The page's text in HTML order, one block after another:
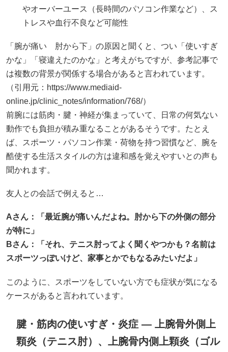
やオーバーユース（長時間のパソコン作業など）、ス
トレスや血行不良など可能性
「腕が痛い 肘から下」の原因と聞くと、つい「使いすぎ
かな」「寝違えたのかな」と考えがちですが、参考記事で
は複数の背景が関係する場合があると言われています。
（引用元：https://www.mediaid-
online.jp/clinic_notes/information/768/）
前腕には筋肉・腱・神経が集まっていて、日常の何気ない
動作でも負担が積み重なることがあるそうです。たとえ
ば、スポーツ・パソコン作業・荷物を持つ習慣など、腕を
酷使する生活スタイルの方は違和感を覚えやすいとの声も
聞かれます。
友人との会話で例えると…
Aさん：「最近腕が痛いんだよね。肘から下の外側の部分
が特に」
Bさん：「それ、テニス肘ってよく聞くやつかも？名前は
スポーツっぽいけど、家事とかでもなるみたいだよ」
このように、スポーツをしていない方でも症状が気になる
ケースがあると言われています。
腱・筋肉の使いすぎ・炎症 — 上腕骨外側上
顆炎（テニス肘）、上腕骨内側上顆炎（ゴル